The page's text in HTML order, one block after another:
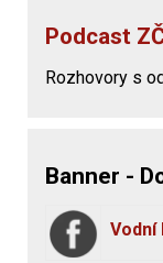
Podcast
Rozhovory s
Banner -
Vodní